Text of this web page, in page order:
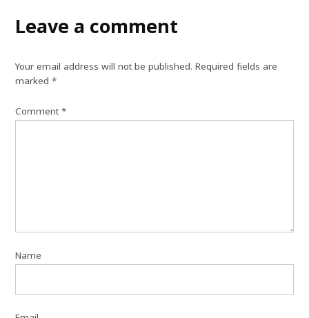
Leave a comment
Your email address will not be published. Required fields are
marked*
Comment*
Name